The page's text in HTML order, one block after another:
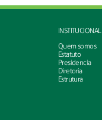
INSTITUCIONAL
Quem somos
Estatuto
Presidencia
Diretoria
Estrutura